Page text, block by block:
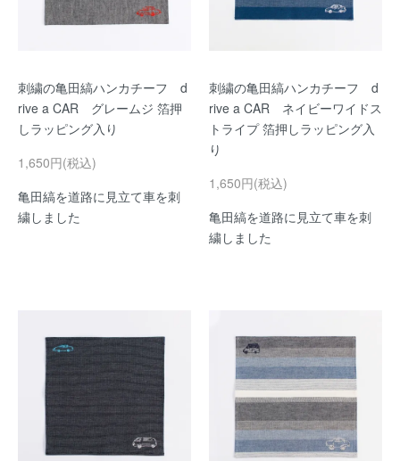
刺繍の亀田縞ハンカチーフ d
rive a CAR グレームジ 箔押
しラッピング入り
1,650円(税込)
亀田縞を道路に見立て車を刺
繍しました
刺繍の亀田縞ハンカチーフ d
rive a CAR ネイビーワイドス
トライプ 箔押しラッピング入
り
1,650円(税込)
亀田縞を道路に見立て車を刺
繍しました